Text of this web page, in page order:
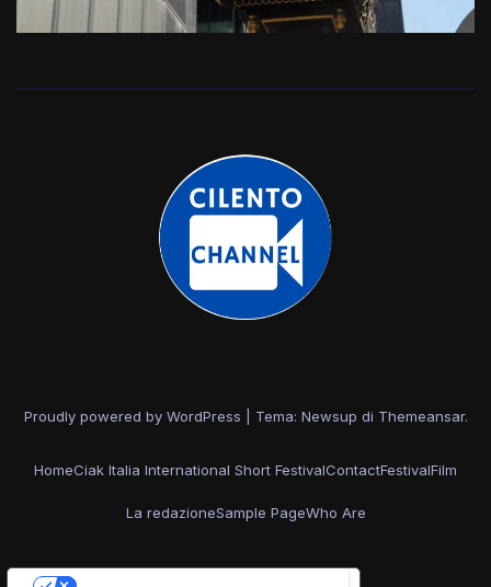
Proudly powered by WordPress Tema: Newsup di Themeansar.
HomeCiak Italia International Short FestivalContactFestivalFilm
La redazioneSample PageWho Are